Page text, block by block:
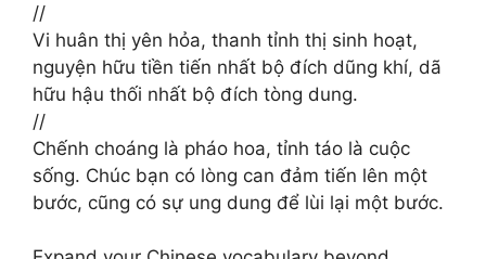
//
Vi huân thị yên hỏa, thanh tỉnh thị sinh hoạt,
nguyện hữu tiền tiến nhất bộ đích dũng khí, dã
hữu hậu thối nhất bộ đích tòng dung.
//
Chếnh choáng là pháo hoa, tỉnh táo là cuộc
sống. Chúc bạn có lòng can đảm tiến lên một
bước, cũng có sự ung dung để lùi lại một bước.